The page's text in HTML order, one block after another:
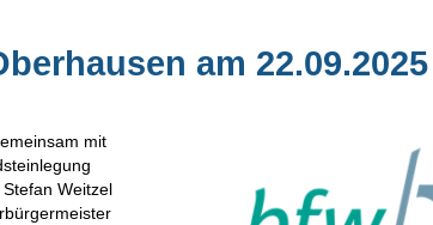
am 22.09.2025
mit
Weitzel